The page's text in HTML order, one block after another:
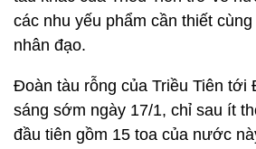
các nhu yếu phẩm cần thiết
nhân đạo.
Đoàn tàu rỗng của Triều Tiên tới
sáng sớm ngày 17/1, chỉ sau ít
đầu tiên gồm 15 toa của nước